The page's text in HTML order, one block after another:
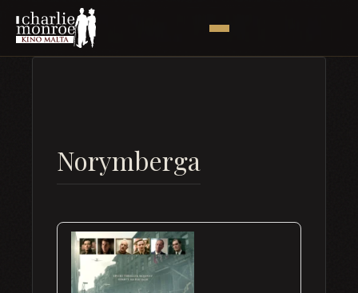
Norymberga